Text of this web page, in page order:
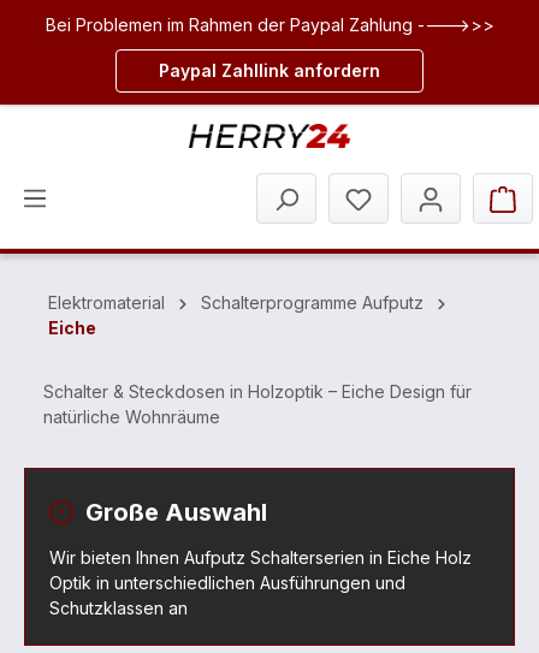
springen
Bei Problemen im Rahmen der Paypal Zahlung ---->>>
Paypal Zahllink anfordern
Elektromaterial
Schalterprogramme Aufputz
Eiche
Schalter & Steckdosen in Holzoptik – Eiche Design für
natürliche Wohnräume
Große Auswahl
Wir bieten Ihnen Aufputz Schalterserien in Eiche Holz
Optik in unterschiedlichen Ausführungen und
Schutzklassen an